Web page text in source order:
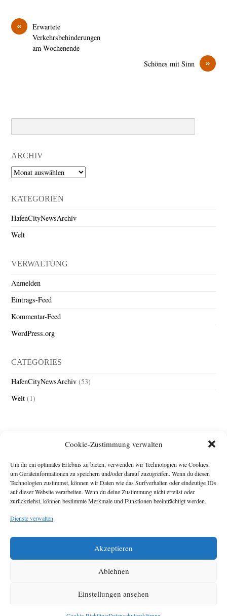
Cookie-Zustimmung verwalten
Um dir ein optimales Erlebnis zu bieten, verwenden wir Technologien wie Cookies,
um Geräteinformationen zu speichern und/oder darauf zuzugreifen. Wenn du diesen
Technologien zustimmst, können wir Daten wie das Surfverhalten oder eindeutige IDs
auf dieser Website verarbeiten. Wenn du deine Zustimmung nicht erteilst oder
zurückziehst, können bestimmte Merkmale und Funktionen beeinträchtigt werden.
Dienste verwalten
Akzeptieren
Ablehnen
Einstellungen ansehen
«
Erwartete
Verkehrsbehinderungen
am Wochenende
»
Schönes mit Sinn
ARCHIV
Archiv
KATEGORIEN
HafenCityNewsArchiv
Welt
VERWALTUNG
Anmelden
Eintrags-Feed
Kommentar-Feed
WordPress.org
CATEGORIES
HafenCityNewsArchiv (53)
Welt (1)
Impressum
Michael Baden,
Diese Webseite stellt
zehn Jahre der